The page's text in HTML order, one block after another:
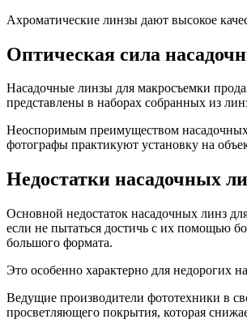
Ахроматические линзы дают высокое
Оптическая сила
Насадочные линзы для макросъемки
представлены в наборах собранных из
Неоспоримым преимуществом насадочных
фотографы практикуют установку на
Недостатки насадочных
Основной недостаток насадочных линз
если не пытаться достичь с их помощью
большого формата.
Это особенно характерно для недорогих
Ведущие производители фототехники в
просветляющего покрытия, которая